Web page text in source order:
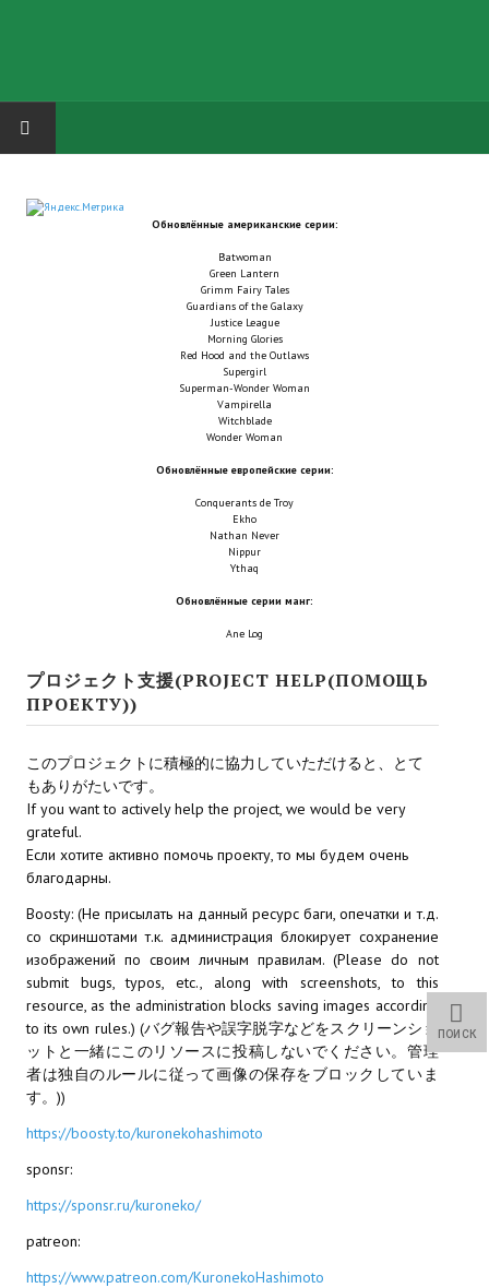
Завершённые проекты
Теневой кардинал для Обливиона
Aliens vs Predator 2 (Русские субтитры)
Dungeon Siege 2 Legendary Mod (Русские субтитры)
Теневой кардинал для Скайрима
Kitana HGEC
Apella CBBE SSE BodySlide (with Physics)
Apella 2.0 CBBE SSE BodySlide (with Physics)
Kitana CBBE SSE BodySlide (with Physics)
Nekomimi
New Light Skyrim SE
SB Corset Armor CBBE SSE BodySlide (with Physics)
Wedding Wear CBBE SSE BodySlide (with Physics)
Работы Тестера 55
Наёмный оборотень
Небесный воин
Немного героев меча и магии
Расширенная версия Х3
Обновлённые американские серии:
Batwoman
Green Lantern
Grimm Fairy Tales
Guardians of the Galaxy
Justice League
Morning Glories
Red Hood and the Outlaws
Supergirl
Superman-Wonder Woman
Vampirella
Witchblade
Wonder Woman
Обновлённые европейские серии:
Conquerants de Troy
Ekho
Nathan Never
Nippur
Ythaq
Обновлённые серии манг:
Ane Log
プロジェクト支援(PROJECT HELP(ПОМОЩЬ
ПРОЕКТУ))
このプロジェクトに積極的に協力していただけると、とて
もありがたいです。
If you want to actively help the project, we would be very
grateful.
Если хотите активно помочь проекту, то мы будем очень
благодарны.
Boosty: (Не присылать на данный ресурс баги, опечатки и т.д.
со скриншотами т.к. администрация блокирует сохранение
изображений по своим личным правилам. (Please do not
submit bugs, typos, etc., along with screenshots, to this
resource, as the administration blocks saving images according
to its own rules.) (バグ報告や誤字脱字などをスクリーンショ
ットと一緒にこのリソースに投稿しないでください。管理
者は独自のルールに従って画像の保存をブロックしていま
す。))
https://boosty.to/kuronekohashimoto
sponsr:
https://sponsr.ru/kuroneko/
patreon:
https://www.patreon.com/KuronekoHashimoto
ПОИСК